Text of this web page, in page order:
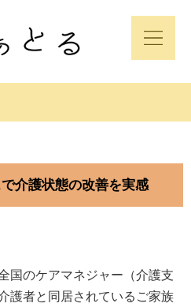
介護状態の改善を実感
全国のケアマネジャー（介護支
護者と同居されているご家族